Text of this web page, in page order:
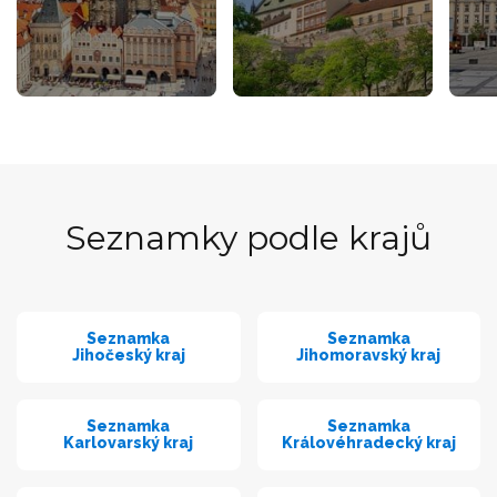
Seznamky podle krajů
Seznamka
Jihočeský kraj
Seznamka
Jihomoravský kraj
Seznamka
Karlovarský kraj
Seznamka
Královéhradecký kraj